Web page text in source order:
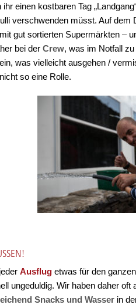
einen kostbaren Tag
verschwenden müsst. Auf dem
gut sortierten Supermärkten –
bei der Crew, was im Notfall
was vielleicht ausgehen /
so eine Rolle.
Ausflug etwas für den
ungeduldig. Wir haben daher
Snacks und Wasser in